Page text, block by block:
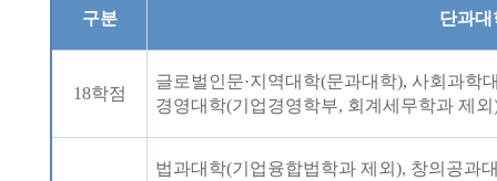
구분 단과대
18학점
글로벌인문·지역대학(문과대학), 사회과학
경영대학(기업경영학부, 회계세무학과 제외
법과대학(기업융합법학과 제외 ), 창의공과